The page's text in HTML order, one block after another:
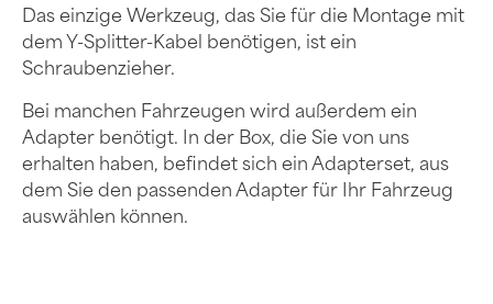
Das einzige Werkzeug, das Sie für die Montage mit
dem Y-Splitter-Kabel benötigen, ist ein
Schraubenzieher.
Bei manchen Fahrzeugen wird außerdem ein
Adapter benötigt. In der Box, die Sie von uns
erhalten haben, befindet sich ein Adapterset, aus
dem Sie den passenden Adapter für Ihr Fahrzeug
auswählen können.